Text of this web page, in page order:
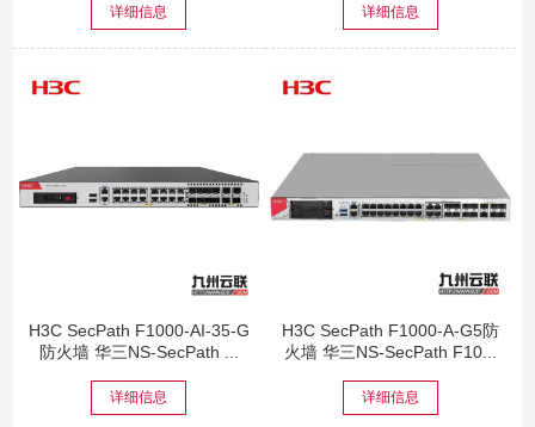
详细信息 详细信息
H3C SecPath F1000-AI-35-G
防火墙 华三NS-SecPath ...
详细信息
H3C SecPath F1000-A-G5防
火墙 华三NS-SecPath F10...
详细信息